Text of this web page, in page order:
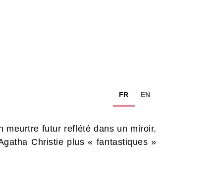
FR EN
futur reflété dans un miroir,
Christie plus « fantastiques »